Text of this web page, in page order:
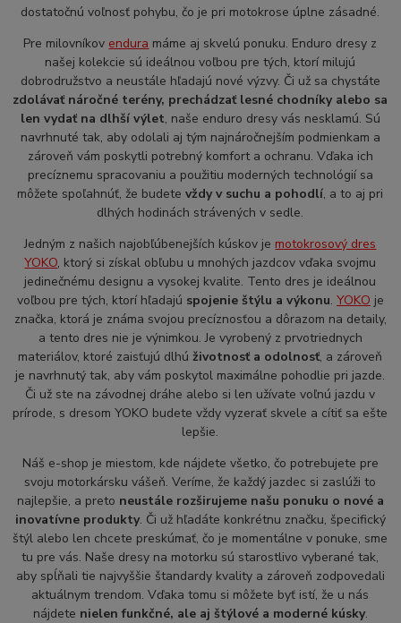
dostatočnú voľnosť pohybu, čo je pri motokrose úplne zásadné.
Pre milovníkov endura máme aj skvelú ponuku. Enduro dresy z
našej kolekcie sú ideálnou voľbou pre tých, ktorí milujú
dobrodružstvo a neustále hľadajú nové výzvy. Či už sa chystáte
zdolávať náročné terény, prechádzať lesné chodníky alebo sa
len vydať na dlhší výlet, naše enduro dresy vás nesklamú. Sú
navrhnuté tak, aby odolali aj tým najnáročnejším podmienkam a
zároveň vám poskytli potrebný komfort a ochranu. Vďaka ich
precíznemu spracovaniu a použitiu moderných technológií sa
môžete spoľahnúť, že budetevždy v suchu a pohodlí, a to aj pri
dlhých hodinách strávených v sedle.
Jedným z našich najobľúbenejších kúskov je motokrosový dres
YOKO, ktorý si získal obľubu u mnohých jazdcov vďaka svojmu
jedinečnému designu a vysokej kvalite. Tento dres je ideálnou
voľbou pre tých, ktorí hľadajú spojenie štýlu a výkonu. YOKO je
značka, ktorá je známa svojou precíznosťou a dôrazom na detaily,
a tento dres nie je výnimkou. Je vyrobený z prvotriednych
materiálov, ktoré zaisťujú dlhúživotnosť a odolnosť, a zároveň
je navrhnutý tak, aby vám poskytol maximálne pohodlie pri jazde.
Či už ste na závodnej dráhe alebo si len užívate voľnú jazdu v
prírode, s dresom YOKO budete vždy vyzerať skvele a cítiť sa ešte
lepšie.
Náš e-shop je miestom, kde nájdete všetko, čo potrebujete pre
svoju motorkársku vášeň. Veríme, že každý jazdec si zaslúži to
najlepšie, a preto neustále rozširujeme našu ponuku o nové a
inovatívne produkty. Či už hľadáte konkrétnu značku, špecifický
štýl alebo len chcete preskúmať, čo je momentálne v ponuke, sme
tu pre vás. Naše dresy na motorku sú starostlivo vyberané tak,
aby spĺňali tie najvyššie štandardy kvality a zároveň zodpovedali
aktuálnym trendom. Vďaka tomu si môžete byť istí, že u nás
nájdete nielen funkčné, ale aj štýlové a moderné kúsky.